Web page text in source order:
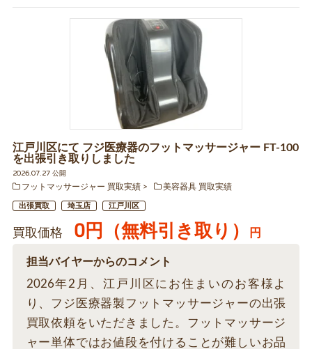
江戸川区にて フジ医療器のフットマッサージャー FT-100
を出張引き取りしました
2026.07.27 公開
フットマッサージャー 買取実績
美容器具 買取実績
出張買取 埼玉店 江戸川区
買取価格 0円（無料引き取り） 円
担当バイヤーからのコメント
2026年2月、江戸川区にお住まいのお客様よ
り、フジ医療器製フットマッサージャーの出張
買取依頼をいただきました。フットマッサージ
ャー単体ではお値段を付けることが難しいお品